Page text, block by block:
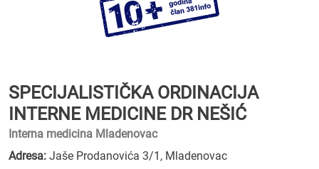
SPECIJALISTIČKA ORDINACIJA
INTERNE MEDICINE DR NEŠIĆ
Interna medicina Mladenovac
Adresa: Jaše Prodanovića 3/1, Mladenovac